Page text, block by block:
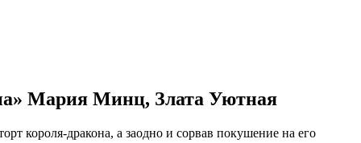
Мария Минц, Злата Уютная
короля-дракона, а заодно и сорвав покушение на его